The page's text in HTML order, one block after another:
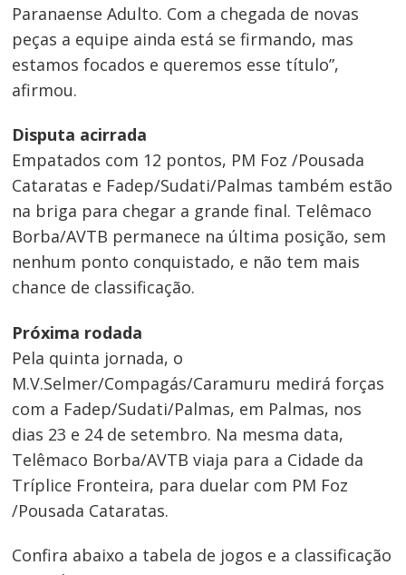
Paranaense Adulto. Com a chegada de novas
peças a equipe ainda está se firmando, mas
estamos focados e queremos esse título”,
afirmou.
Disputa acirrada
Empatados com 12 pontos, PM Foz /Pousada
Cataratas e Fadep/Sudati/Palmas também estão
na briga para chegar a grande final. Telêmaco
Borba/AVTB permanece na última posição, sem
nenhum ponto conquistado, e não tem mais
chance de classificação.
Próxima rodada
Pela quinta jornada, o
M.V.Selmer/Compagás/Caramuru medirá forças
com a Fadep/Sudati/Palmas, em Palmas, nos
dias 23 e 24 de setembro. Na mesma data,
Telêmaco Borba/AVTB viaja para a Cidade da
Tríplice Fronteira, para duelar com PM Foz
/Pousada Cataratas.
Confira abaixo a tabela de jogos e a classificação
Navegação
Post